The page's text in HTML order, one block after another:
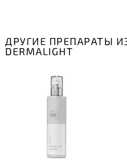
ДРУГИЕ ПРЕПАРАТЫ
DERMALIGHT